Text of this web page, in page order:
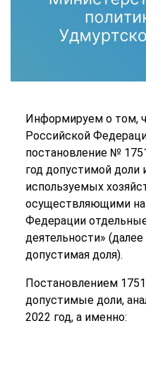
Информируем о том,
Российской
постановление №
год допустимой доли
используемых
осуществляющими на
Федерации
деятельности»
допустимая доля).
Постановлением
допустимые доли,
2022 год, а именно: